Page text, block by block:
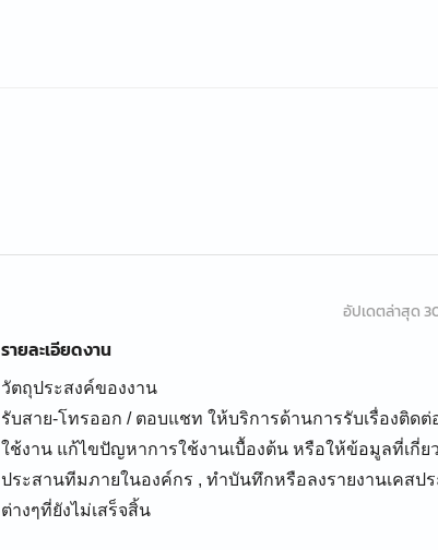
อัปเดตล่าสุด
รายละเอียดงาน
วัตถุประสงค์ของงาน
รับสาย-โทรออก / ตอบแชท ให้บริการด้านการรับเรื่องติด
ใช้งาน แก้ไขปัญหาการใช้งานเบื้องต้น หรือให้ข้อมูลที่เกี่
ประสานทีมภายในองค์กร , ทำบันทึกหรือลงรายงานเคสป
ต่างๆที่ยังไม่เสร็จสิ้น